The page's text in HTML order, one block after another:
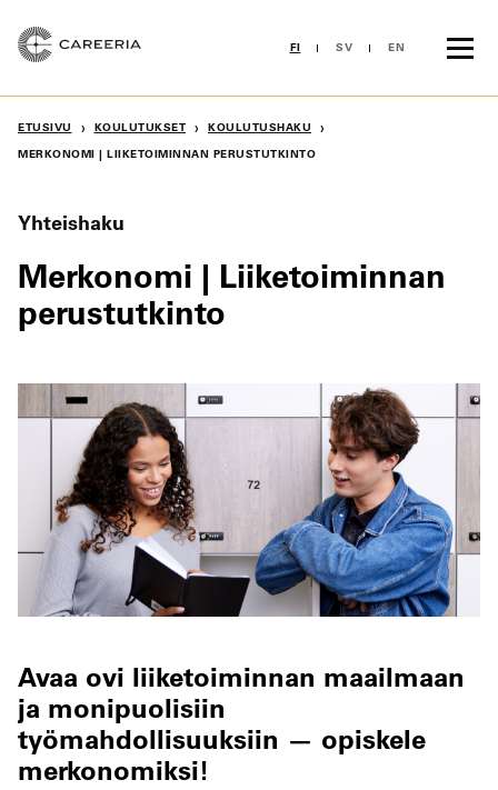
sisältöön
FI SV EN
ETUSIVU › KOULUTUKSET › KOULUTUSHAKU ›
MERKONOMI | LIIKETOIMINNAN PERUSTUTKINTO
Yhteishaku
Merkonomi | Liiketoiminnan
perustutkinto
Avaa ovi liiketoiminnan maailmaan
ja monipuolisiin
työmahdollisuuksiin — opiskele
merkonomiksi!